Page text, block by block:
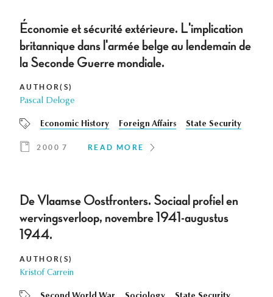
Économie et sécurité extérieure. L'implication
britannique dans l'armée belge au lendemain de
la Seconde Guerre mondiale.
AUTHOR(S)
Pascal Deloge
Economic History Foreign Affairs State Security
2000 7 READ MORE
De Vlaamse Oostfronters. Sociaal profiel en
wervingsverloop, novembre 1941-augustus
1944.
AUTHOR(S)
Kristof Carrein